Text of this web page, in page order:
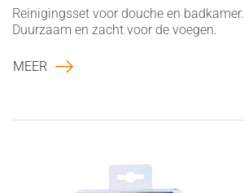
Reinigingsset voor douche en badkamer.
Duurzaam en zacht voor de voegen.
MEER